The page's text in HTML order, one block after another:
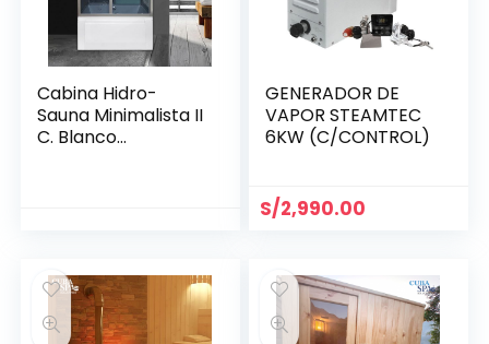
Cabina Hidro-
Sauna Minimalista II
C. Blanco
GENERADOR DE
VAPOR STEAMTEC
6KW (C/CONTROL)
S/2,990.00